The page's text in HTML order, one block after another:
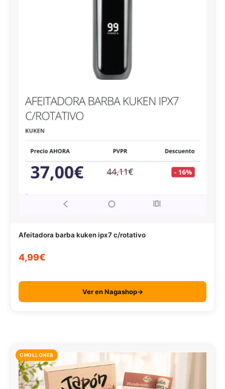
Afeitadora barba kuken ipx7 c/rotativo
4,99€
Ver en Nagashop→
CHOLLONES